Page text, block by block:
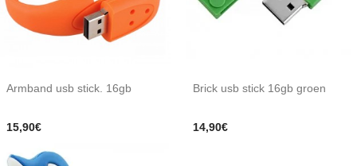
Armband usb stick. 16gb
15,90€
Brick usb stick 16gb groen
14,90€